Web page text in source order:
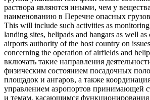
раствора являются иными, чем у
наименованию в Перечне опасных
This will include such activities as
landing sites, helipads and hangars as well
airports authority of the host country on
concerning the operation of airfields and
включать такие направления
физическим состоянием посадочных
площадок и ангаров, а также
управлением аэропортов принимающей
и темам, касающимся функционирования